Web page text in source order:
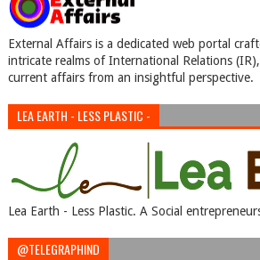
External Affairs is a dedicated web portal
intricate realms of International Relations
current affairs from an insightful perspective.
LEA EARTH - LESS PLASTIC -
Lea Earth - Less Plastic. A Social
@TELEGRAPHIND